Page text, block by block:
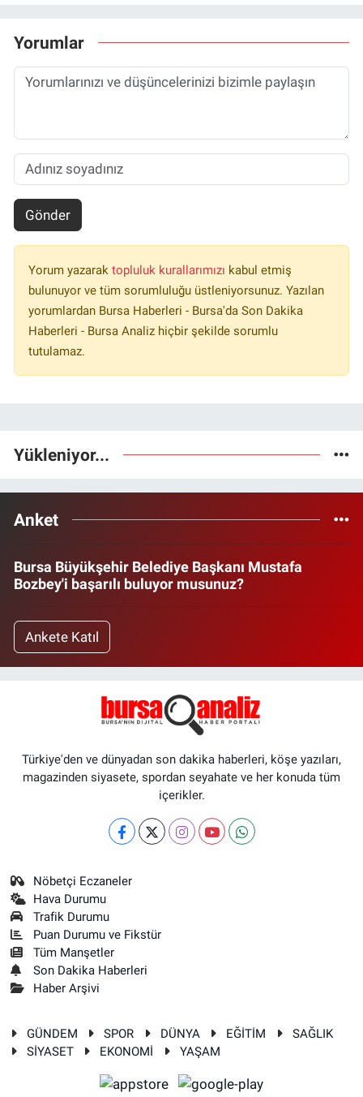
Yorumlar
Gönder
Yorum yazarak topluluk kurallarımızı kabul etmiş
bulunuyor ve tüm sorumluluğu üstleniyorsunuz. Yazılan
yorumlardan Bursa Haberleri - Bursa'da Son Dakika
Haberleri - Bursa Analiz hiçbir şekilde sorumlu
tutulamaz.
Yükleniyor...
Anket
Bursa Büyükşehir Belediye Başkanı Mustafa
Bozbey'i başarılı buluyor musunuz?
Ankete Katıl
Türkiye'den ve dünyadan son dakika haberleri, köşe yazıları,
magazinden siyasete, spordan seyahate ve her konuda tüm
içerikler.
Nöbetçi Eczaneler
Hava Durumu
Trafik Durumu
Puan Durumu ve Fikstür
Tüm Manşetler
Son Dakika Haberleri
Haber Arşivi
GÜNDEM SPOR DÜNYA EĞİTİM
SAĞLIK
SİYASET
EKONOMİ YAŞAM